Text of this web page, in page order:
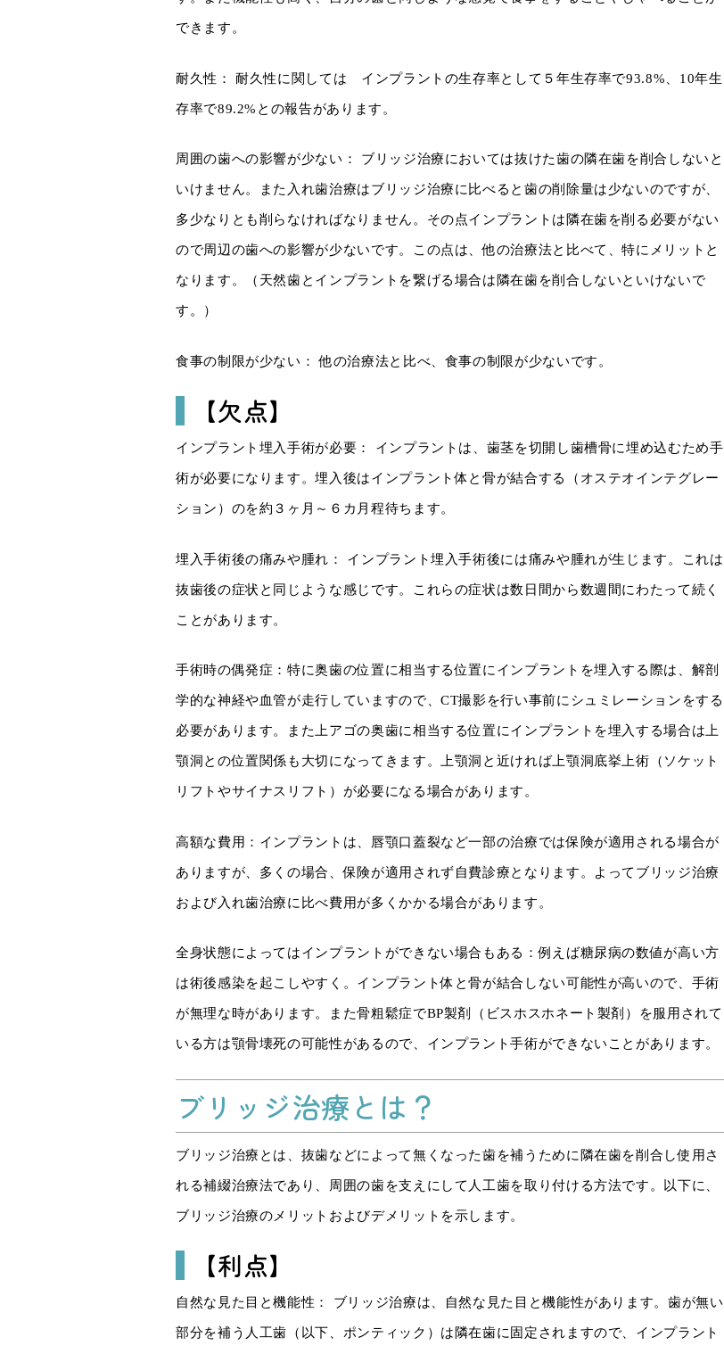
できます。
耐久性： 耐久性に関しては インプラントの生存率として５年生存率で93.8%、10年生
存率で89.2%との報告があります。
周囲の歯への影響が少ない： ブリッジ治療においては抜けた歯の隣在歯を削合しないと
いけません。また入れ歯治療はブリッジ治療に比べると歯の削除量は少ないのですが、
多少なりとも削らなければなりません。その点インプラントは隣在歯を削る必要がない
ので周辺の歯への影響が少ないです。この点は、他の治療法と比べて、特にメリットと
なります。（天然歯とインプラントを繋げる場合は隣在歯を削合しないといけないで
す。）
食事の制限が少ない： 他の治療法と比べ、食事の制限が少ないです。
【欠点】
インプラント埋入手術が必要： インプラントは、歯茎を切開し歯槽骨に埋め込むため手
術が必要になります。埋入後はインプラント体と骨が結合する（オステオインテグレー
ション）のを約３ヶ月～６カ月程待ちます。
埋入手術後の痛みや腫れ： インプラント埋入手術後には痛みや腫れが生じます。これは
抜歯後の症状と同じような感じです。これらの症状は数日間から数週間にわたって続く
ことがあります。
手術時の偶発症：特に奥歯の位置に相当する位置にインプラントを埋入する際は、解剖
学的な神経や血管が走行していますので、CT撮影を行い事前にシュミレーションをする
必要があります。また上アゴの奥歯に相当する位置にインプラントを埋入する場合は上
顎洞との位置関係も大切になってきます。上顎洞と近ければ上顎洞底挙上術（ソケット
リフトやサイナスリフト）が必要になる場合があります。
高額な費用：インプラントは、唇顎口蓋裂など一部の治療では保険が適用される場合が
ありますが、多くの場合、保険が適用されず自費診療となります。よってブリッジ治療
および入れ歯治療に比べ費用が多くかかる場合があります。
全身状態によってはインプラントができない場合もある：例えば糖尿病の数値が高い方
は術後感染を起こしやすく。インプラント体と骨が結合しない可能性が高いので、手術
が無理な時があります。また骨粗鬆症でBP製剤（ビスホスホネート製剤）を服用されて
いる方は顎骨壊死の可能性があるので、インプラント手術ができないことがあります。
ブリッジ治療とは？
ブリッジ治療とは、抜歯などによって無くなった歯を補うために隣在歯を削合し使用さ
れる補綴治療法であり、周囲の歯を支えにして人工歯を取り付ける方法です。以下に、
ブリッジ治療のメリットおよびデメリットを示します。
【利点】
自然な見た目と機能性： ブリッジ治療は、自然な見た目と機能性があります。歯が無い
部分を補う人工歯（以下、ポンティック）は隣在歯に固定されますので、インプラント